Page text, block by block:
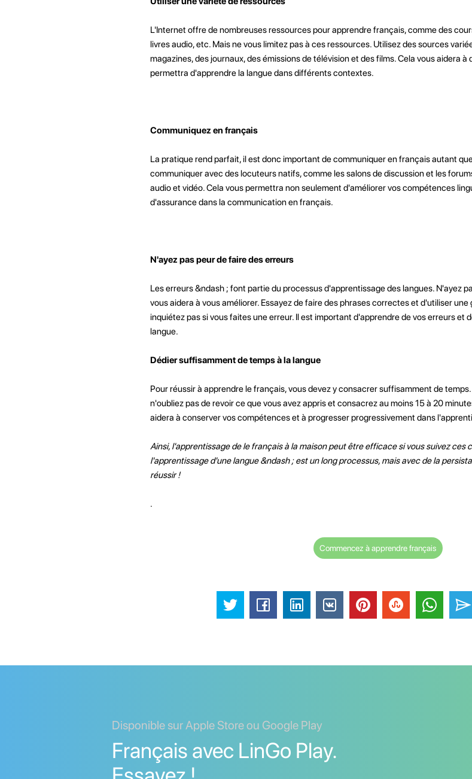
L'Internet offre de nombreuses ressources pour apprendre français, comme des
livres audio, etc. Mais ne vous limitez pas à ces ressources. Utilisez des sources
magazines, des journaux, des émissions de télévision et des films. Cela vous aidera
permettra d'apprendre la langue dans différents contextes.
Communiquez en français
La pratique rend parfait, il est donc important de communiquer en français autant
communiquer avec des locuteurs natifs, comme les salons de discussion et les
audio et vidéo. Cela vous permettra non seulement d'améliorer vos compétences
d'assurance dans la communication en français.
N'ayez pas peur de faire des erreurs
Les erreurs &ndash ; font partie du processus d'apprentissage des langues. N'ayez
vous aidera à vous améliorer. Essayez de faire des phrases correctes et d'utiliser
inquiétez pas si vous faites une erreur. Il est important d'apprendre de vos erreurs et
langue.
Dédier suffisamment de temps à la langue
Pour réussir à apprendre le français, vous devez y consacrer suffisamment de
n'oubliez pas de revoir ce que vous avez appris et consacrez au moins 15 à 20
aidera à conserver vos compétences et à progresser progressivement dans
Ainsi, l'apprentissage de le français à la maison peut être efficace si vous suivez ces
l'apprentissage d'une langue &ndash ; est un long processus, mais avec de la
réussir !
.
Commencez à apprendre français
Disponible sur Apple Store ou Google Play
Français avec LinGo Play.